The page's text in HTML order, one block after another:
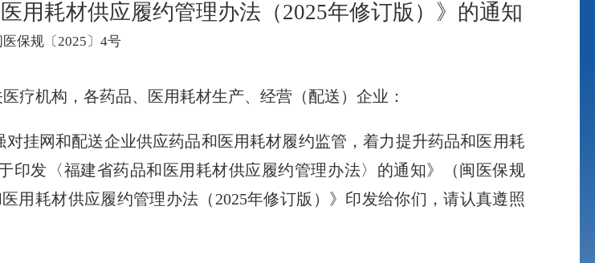
用耗材供应履约管理办法（2025年修订版）》的通知
医保规〔2025〕4号
疗机构，各药品、医用耗材生产、经营（配送）企业：
网和配送企业供应药品和医用耗材履约监管，着力提升药品和医用耗
印发〈福建省药品和医用耗材供应履约管理办法〉的通知》（闽医保规
用耗材供应履约管理办法（2025年修订版）》印发给你们，请认真遵照